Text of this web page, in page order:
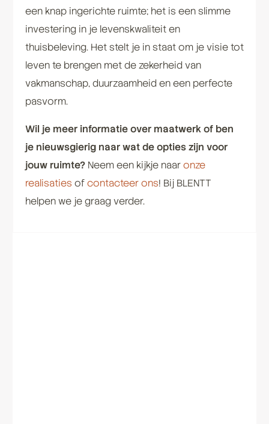
een knap ingerichte ruimte; het is een slimme
investering in je levenskwaliteit en
thuisbeleving. Het stelt je in staat om je visie tot
leven te brengen met de zekerheid van
vakmanschap, duurzaamheid en een perfecte
pasvorm.
Wil je meer informatie over maatwerk of ben
je nieuwsgierig naar wat de opties zijn voor
jouw ruimte?Neem een kijkje naaronze
realisaties ofcontacteer ons! Bij BLENTT
helpen we je graag verder.